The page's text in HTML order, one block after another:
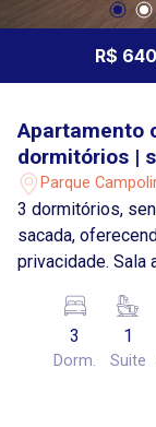
R$
Apartamento
dormitórios |
Parque
3 dormitórios,
sacada,
privacidade. Sala
perfeita para
vagas de
praticidade e
3
Dorm.
1
Suite